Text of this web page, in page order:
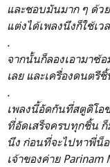
และชอบมันมาก ๆ ด้ว
แต่งได้เพลงนึงก็ใช้เ
.
จากนั้นก็ลองเอามาซ้
เลย และเครื่องดนตรี
.
เพลงนี้อัดกันที่สตูดิโอ
ที่อัดเสร็จครบทุกชิน ก็
นึง ก่อนที่จะไปหาพี่น็
เจ้าของค่าย